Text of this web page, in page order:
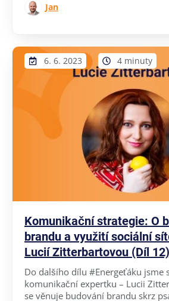
Jan
6. 6. 2023 4 minuty
Komunikační strategie: O
brandu a využití sociální
Lucií Zitterbartovou (Díl 12)
Do dalšího dílu #Energeťáku jsme
komunikační expertku – Lucii
se věnuje budování brandu skrz